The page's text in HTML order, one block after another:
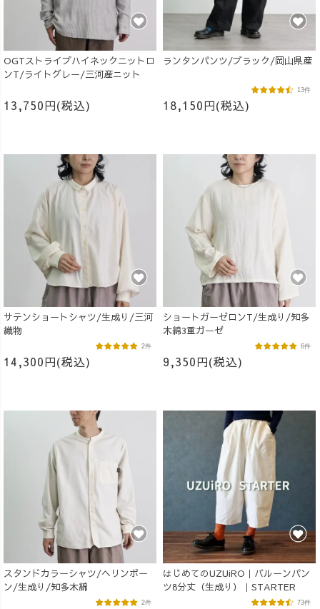
OGTストライプハイネックニットロ
ンT/ライトグレー/三河産ニット
13,750円(税込)
ランタンパンツ/ブラック/岡山県産
18,150円(税込)
13件
サテンショートシャツ/生成り/三河
織物
14,300円(税込)
2件
ショートガーゼロンT/生成り/知多
木綿3重ガーゼ
9,350円(税込)
6件
スタンドカラーシャツ/ヘリンボー
ン/生成り/知多木綿
2件
はじめてのUZUiRO｜バルーンパン
ツ8分丈（生成り）｜STARTER
73件